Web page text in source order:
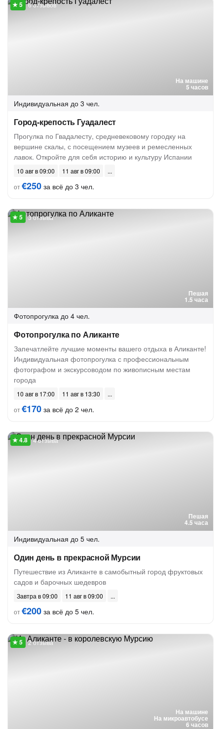
На машине
5 часов
6 отзывов
Индивидуальная до 3 чел.
Город-крепость Гуадалест
Прогулка по Гвадалесту, средневековому городку на
вершине скалы, с посещением музеев и ремесленных
лавок. Откройте для себя историю и культуру Испании
10 авг в 09:00
11 авг в 09:00
от€250 за всё до 3 чел.
Пешая
1.5 часа
3 отзыва
Фотопрогулка до 4 чел.
Фотопрогулка по Аликанте
Запечатлейте лучшие моменты вашего отдыха в Аликанте!
Индивидуальная фотопрогулка с профессиональным
фотографом и экскурсоводом по живописным местам
города
10 авг в 17:00
11 авг в 13:30
от€170 за всё до 2 чел.
Пешая
4.5 часа
4 отзыва
Индивидуальная до 5 чел.
Один день в прекрасной Мурсии
Путешествие из Аликанте в самобытный город фруктовых
садов и барочных шедевров
Завтра в 09:00
11 авг в 09:00
от€200 за всё до 5 чел.
На машине
На микроавтобусе
6 часов
2 отзыва